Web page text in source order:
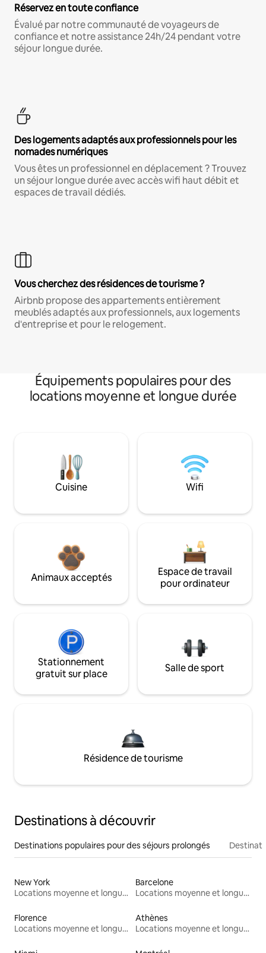
Réservez en toute confiance
Évalué par notre communauté de voyageurs de
confiance et notre assistance 24h/24 pendant votre
séjour longue durée.
Des logements adaptés aux professionnels pour les
nomades numériques
Vous êtes un professionnel en déplacement ? Trouvez
un séjour longue durée avec accès wifi haut débit et
espaces de travail dédiés.
Vous cherchez des résidences de tourisme ?
Airbnb propose des appartements entièrement
meublés adaptés aux professionnels, aux logements
d'entreprise et pour le relogement.
Équipements populaires pour des
locations moyenne et longue durée
Cuisine Wifi
Animaux acceptés
Espace de travail
pour ordinateur
Stationnement
gratuit sur place
Salle de sport
Résidence de tourisme
Destinations à découvrir
Destinations populaires pour des séjours prolongés
New York
Locations moyenne et longue durée
Barcelone
Locations moyenne et longue durée
Florence
Locations moyenne et longue durée
Athènes
Locations moyenne et longue durée